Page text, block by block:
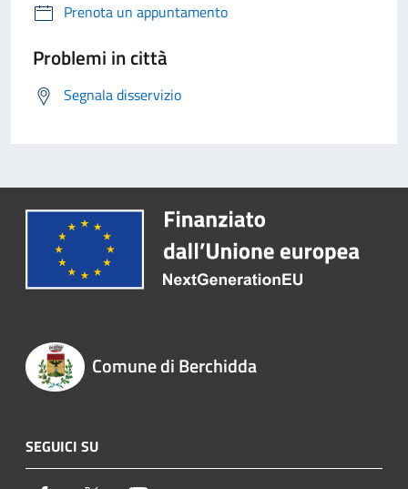
Prenota un appuntamento
Problemi in città
Segnala disservizio
Comune di Berchidda
SEGUICI SU